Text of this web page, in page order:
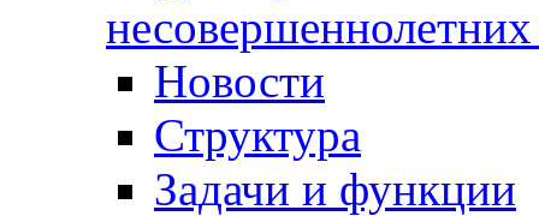
Новости
Структура
Задачи и функции